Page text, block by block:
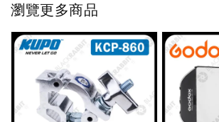
瀏覽更多商品